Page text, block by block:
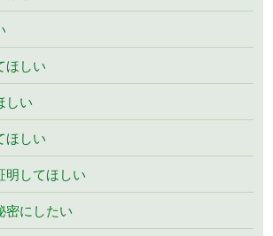
ほしい
しい
ほしい
明してほしい
密にしたい